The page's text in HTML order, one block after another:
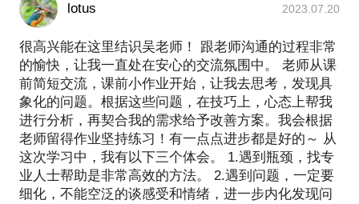
lotus 2023.07.20
很高兴能在这里结识吴老师！ 跟老师沟通的过程非常
的愉快，让我一直处在安心的交流氛围中。 老师从课
前简短交流，课前小作业开始，让我去思考，发现具
象化的问题。根据这些问题，在技巧上，心态上帮我
进行分析，再契合我的需求给予改善方案。我会根据
老师留得作业坚持练习！有一点点进步都是好的～ 从
这次学习中，我有以下三个体会。 1.遇到瓶颈，找专
业人士帮助是非常高效的方法。 2.遇到问题，一定要
细化，不能空泛的谈感受和情绪，进一步内化发现问